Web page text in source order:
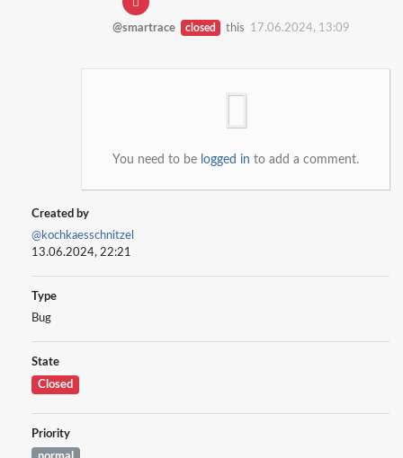
@smartrace closed this 17.06.2024, 13:09
You need to be logged in to add a comment.
Created by
@kochkaesschnitzel
13.06.2024, 22:21
Type
Bug
State
Closed
Priority